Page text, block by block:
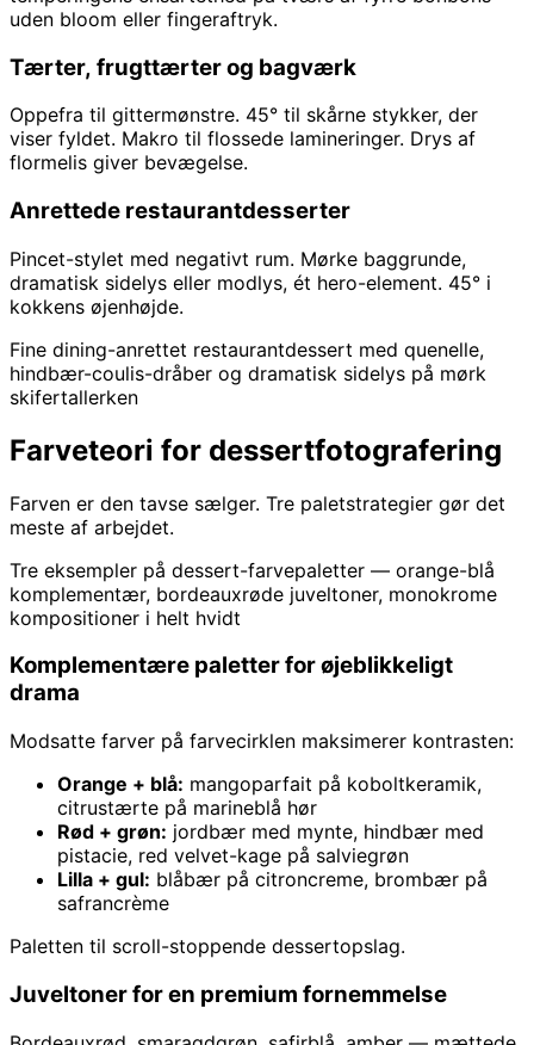
uden bloom eller fingeraftryk.
Tærter, frugttærter og bagværk
Oppefra til gittermønstre. 45° til skårne stykker, der
viser fyldet. Makro til flossede lamineringer. Drys af
flormelis giver bevægelse.
Anrettede restaurantdesserter
Pincet-stylet med negativt rum. Mørke baggrunde,
dramatisk sidelys eller modlys, ét hero-element. 45° i
kokkens øjenhøjde.
Fine dining-anrettet restaurantdessert med quenelle,
hindbær-coulis-dråber og dramatisk sidelys på mørk
skifertallerken
Farveteori for dessertfotografering
Farven er den tavse sælger. Tre paletstrategier gør det
meste af arbejdet.
Tre eksempler på dessert-farvepaletter — orange-blå
komplementær, bordeauxrøde juveltoner, monokrome
kompositioner i helt hvidt
Komplementære paletter for øjeblikkeligt
drama
Modsatte farver på farvecirklen maksimerer kontrasten:
Orange + blå: mangoparfait på koboltkeramik,
citrustærte på marineblå hør
Rød + grøn: jordbær med mynte, hindbær med
pistacie, red velvet-kage på salviegrøn
Lilla + gul: blåbær på citroncreme, brombær på
safrancrème
Paletten til scroll-stoppende dessertopslag.
Juveltoner for en premium fornemmelse